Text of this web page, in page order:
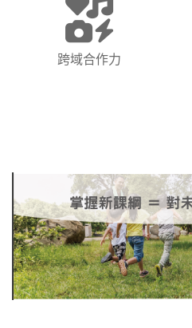
跨域合作力